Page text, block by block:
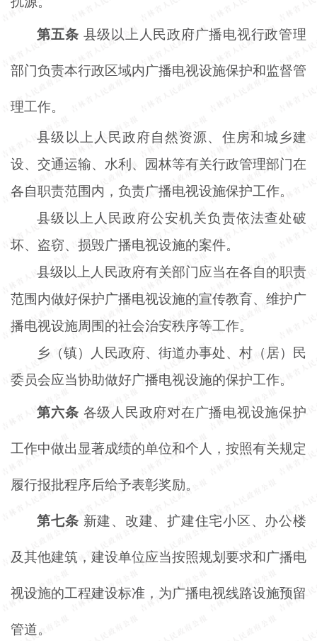
第五条 县级以上人民政府广播电视行政管理
部门负责本行政区域内广播电视设施保护和监督管
理工作。
县级以上人民政府自然资源、住房和城乡建
设、交通运输、水利、园林等有关行政管理部门在
各自职责范围内，负责广播电视设施保护工作。
县级以上人民政府公安机关负责依法查处破
坏、盗窃、损毁广播电视设施的案件。
县级以上人民政府有关部门应当在各自的职责
范围内做好保护广播电视设施的宣传教育、维护广
播电视设施周围的社会治安秩序等工作。
乡（镇）人民政府、街道办事处、村（居）民
委员会应当协助做好广播电视设施的保护工作。
第六条 各级人民政府对在广播电视设施保护
工作中做出显著成绩的单位和个人，按照有关规定
履行报批程序后给予表彰奖励。
第七条 新建、改建、扩建住宅小区、办公楼
及其他建筑，建设单位应当按照规划要求和广播电
视设施的工程建设标准，为广播电视线路设施预留
管道。